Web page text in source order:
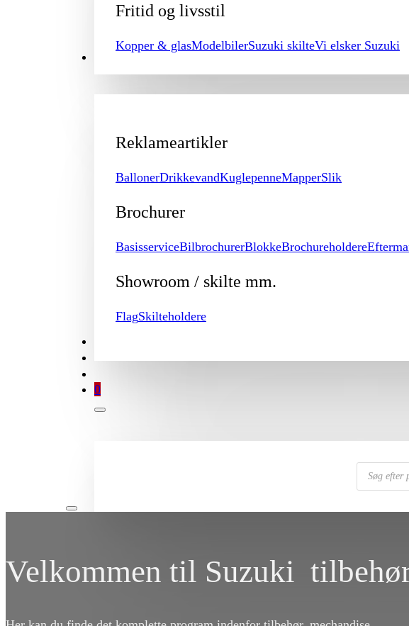
Fritid og livsstil
Kopper & glasModelbilerSuzuki skilteVi elsker Suzuki
PROMOTION
Reklameartikler
BallonerDrikkevandKuglepenneMapperSlik
Brochurer
BasisserviceBilbrochurerBlokkeBrochureholdere
Showroom / skilte mm.
FlagSkilteholdere
0
Products
search
Velkommen til Suzuki